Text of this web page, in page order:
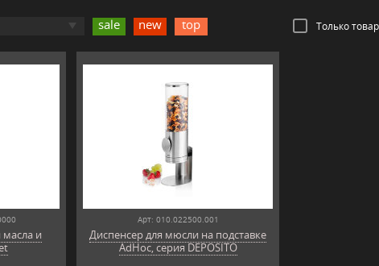
sale new top Только
масла и
Арт: 010.022500.001
Диспенсер для мюсли на подставке
AdHoc, серия DEPOSITO